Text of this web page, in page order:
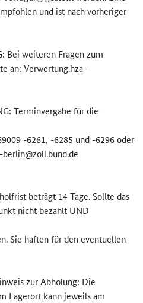
und ist nach vorheriger
Bei weiteren Fragen zum
an: Verwertung.hza-
Terminvergabe für die
-6261, -6285 und -6296 oder
beträgt 14 Tage. Sollte das
nicht bezahlt UND
Sie haften für den eventuellen
zur Abholung: Die
Lagerort kann jeweils am